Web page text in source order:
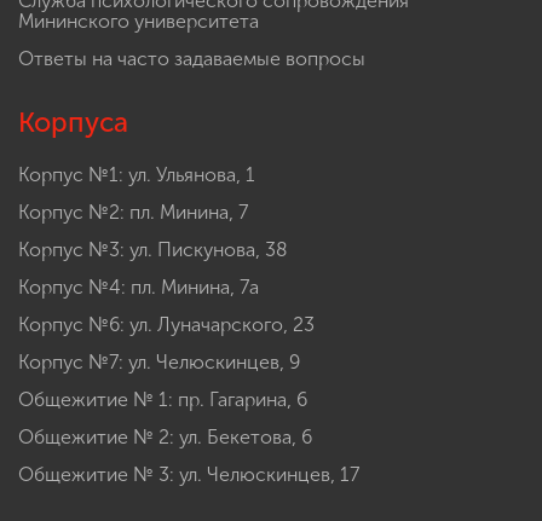
Мининского университета
Ответы на часто задаваемые вопросы
Корпуса
Корпус №1: ул. Ульянова, 1
Корпус №2: пл. Минина, 7
Корпус №3: ул. Пискунова, 38
Корпус №4: пл. Минина, 7а
Корпус №6: ул. Луначарского, 23
Корпус №7: ул. Челюскинцев, 9
Общежитие № 1: пр. Гагарина, 6
Общежитие № 2: ул. Бекетова, 6
Общежитие № 3: ул. Челюскинцев, 17